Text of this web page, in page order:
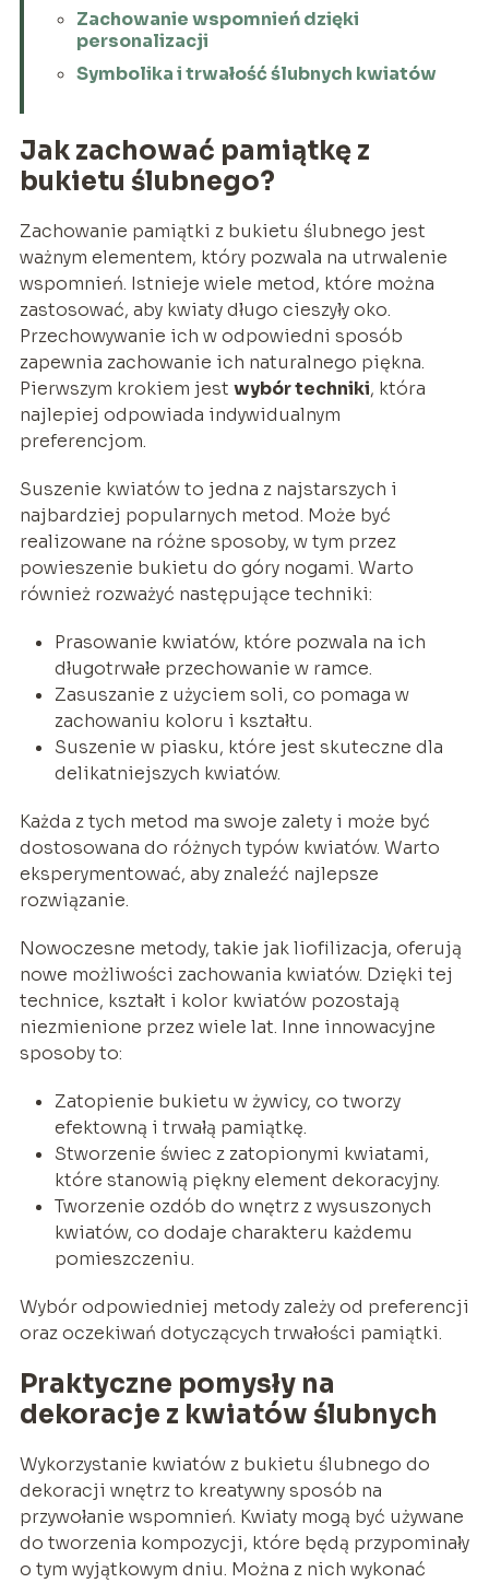
Zachowanie wspomnień dzięki
personalizacji
Symbolika i trwałość ślubnych kwiatów
Jak zachować pamiątkę z
bukietu ślubnego?
Zachowanie pamiątki z bukietu ślubnego jest
ważnym elementem, który pozwala na utrwalenie
wspomnień. Istnieje wiele metod, które można
zastosować, aby kwiaty długo cieszyły oko.
Przechowywanie ich w odpowiedni sposób
zapewnia zachowanie ich naturalnego piękna.
Pierwszym krokiem jest wybór techniki, która
najlepiej odpowiada indywidualnym
preferencjom.
Suszenie kwiatów to jedna z najstarszych i
najbardziej popularnych metod. Może być
realizowane na różne sposoby, w tym przez
powieszenie bukietu do góry nogami. Warto
również rozważyć następujące techniki:
Prasowanie kwiatów, które pozwala na ich
długotrwałe przechowanie w ramce.
Zasuszanie z użyciem soli, co pomaga w
zachowaniu koloru i kształtu.
Suszenie w piasku, które jest skuteczne dla
delikatniejszych kwiatów.
Każda z tych metod ma swoje zalety i może być
dostosowana do różnych typów kwiatów. Warto
eksperymentować, aby znaleźć najlepsze
rozwiązanie.
Nowoczesne metody, takie jak liofilizacja, oferują
nowe możliwości zachowania kwiatów. Dzięki tej
technice, kształt i kolor kwiatów pozostają
niezmienione przez wiele lat. Inne innowacyjne
sposoby to:
Zatopienie bukietu w żywicy, co tworzy
efektowną i trwałą pamiątkę.
Stworzenie świec z zatopionymi kwiatami,
które stanowią piękny element dekoracyjny.
Tworzenie ozdób do wnętrz z wysuszonych
kwiatów, co dodaje charakteru każdemu
pomieszczeniu.
Wybór odpowiedniej metody zależy od preferencji
oraz oczekiwań dotyczących trwałości pamiątki.
Praktyczne pomysły na
dekoracje z kwiatów ślubnych
Wykorzystanie kwiatów z bukietu ślubnego do
dekoracji wnętrz to kreatywny sposób na
przywołanie wspomnień. Kwiaty mogą być używane
do tworzenia kompozycji, które będą przypominały
o tym wyjątkowym dniu. Można z nich wykonać